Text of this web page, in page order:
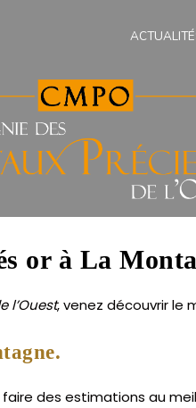
or à La
l’Ouest, venez découvrir le
des estimations au